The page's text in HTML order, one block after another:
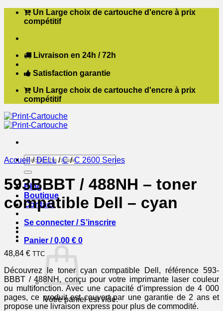
Passer Un Large choix de cartouche d'encre à prix
compétitif
Livraison en 24h / 72h
Satisfaction garantie
Un Large choix de cartouche d'encre à prix
compétitif
Recherche
pour :
Blog
Boutique
Contact
Se connecter / S’inscrire
Panier /0,00 € 0
Votre panier est vide.
Accueil / DELL / C / C 2600 Series
593BBBT / 488NH – toner
compatible Dell – cyan
48,84 € TTC
Découvrez le toner cyan compatible Dell, référence 593-
BBBT / 488NH, conçu pour votre imprimante laser couleur
ou multifonction. Avec une capacité d’impression de 4 000
pages, ce produit est couvert par une garantie de 2 ans et
propose une livraison express pour plus de commodité.